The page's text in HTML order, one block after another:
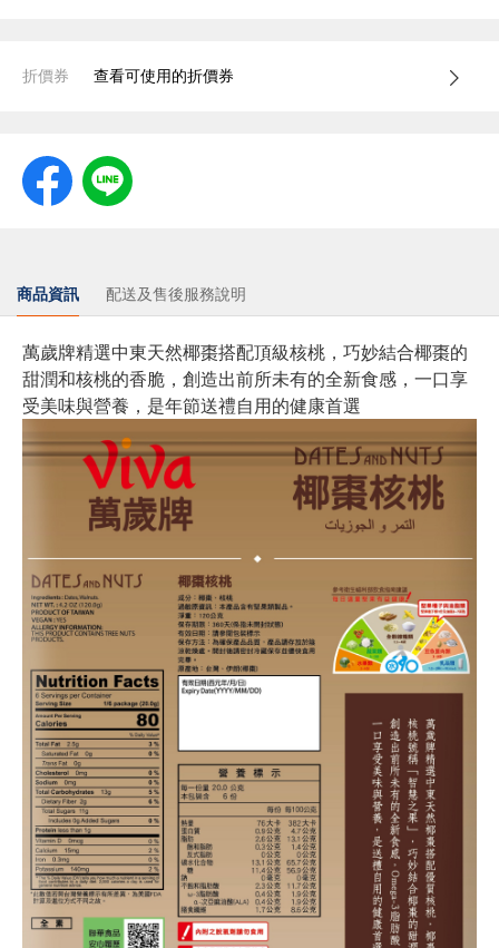
折價券 查看可使用的折價券
商品資訊 配送及售後服務說明
萬歲牌精選中東天然椰棗搭配頂級核桃，巧妙結合椰棗的
甜潤和核桃的香脆，創造出前所未有的全新食感，一口享
受美味與營養，是年節送禮自用的健康首選